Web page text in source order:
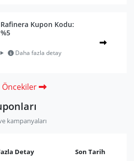
Rafinera Kupon Kodu:
%5
Daha fazla detay
Öncekiler
kampanyaları
Detay Son Tarih